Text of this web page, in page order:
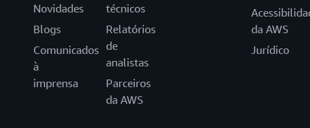
Novidades
Blogs
Comunicados
à
imprensa
técnicos
Relatórios
de
analistas
Parceiros
da AWS
da AWS
Jurídico